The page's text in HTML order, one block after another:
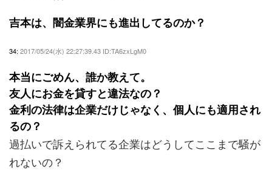
吉本は、闇金業界にも進出してるのか？
34: 2017/05/24(水) 22:27:39.43 ID:TA6zxLgM0
本当にごめん、誰か教えて。
友人にお金を貸すと違法なの？
金利の法律は企業だけじゃなく、個人にも適用され
るの？
過払いで訴えられてる企業はどうしてここまで騒が
れないの？